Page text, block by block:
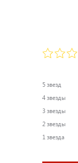
5 звезд
4 звезды
3 звезды
2 звезды
1 звезда